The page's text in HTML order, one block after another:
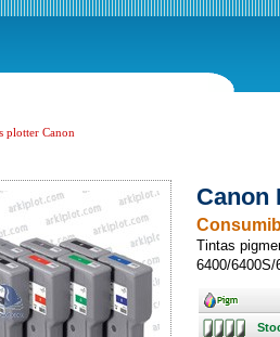
plotter Canon
Canon
Tintas
6400/6400S/
Ancho
Stock
bajo